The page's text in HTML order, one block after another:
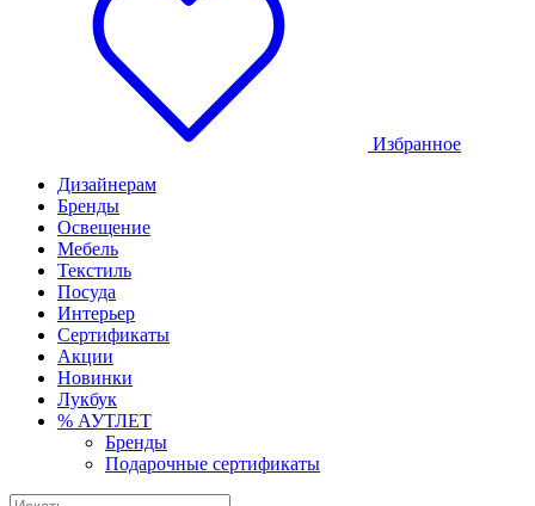
Избранное
Дизайнерам
Бренды
Освещение
Мебель
Текстиль
Посуда
Интерьер
Сертификаты
Акции
Новинки
Лукбук
% АУТЛЕТ
Бренды
Подарочные сертификаты